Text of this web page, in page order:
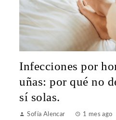
Infecciones por
uñas: por qué no
sí solas.
Sofía Alencar 1 mes ago